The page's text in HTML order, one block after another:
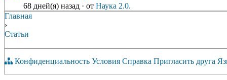
68 дней(я) назад · от Наука 2.0.
Главная
›
Статьи
Конфиденциальность Условия Справка Пригласить друга